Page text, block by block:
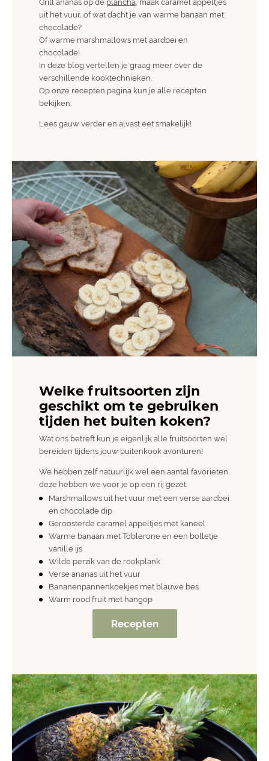
Grill ananas op de plancha, maak caramel appeltjes
uit het vuur, of wat dacht je van warme banaan met
chocolade?
Of warme marshmallows met aardbei en
chocolade!
In deze blog vertellen je graag meer over de
verschillende kooktechnieken.
Op onze recepten pagina kun je alle recepten
bekijken.
Lees gauw verder en alvast eet smakelijk!
Welke fruitsoorten zijn
geschikt om te gebruiken
tijden het buiten koken?
Wat ons betreft kun je eigenlijk alle fruitsoorten wel
bereiden tijdens jouw buitenkook avonturen!
We hebben zelf natuurlijk wel een aantal favorieten,
deze hebben we voor je op een rij gezet.
Marshmallows uit het vuur met een verse aardbei
en chocolade dip
Geroosterde caramel appeltjes met kaneel
Warme banaan met Toblerone en een bolletje
vanille ijs
Wilde perzik van de rookplank
Verse ananas uit het vuur
Bananenpannenkoekjes met blauwe bes
Warm rood fruit met hangop
Recepten